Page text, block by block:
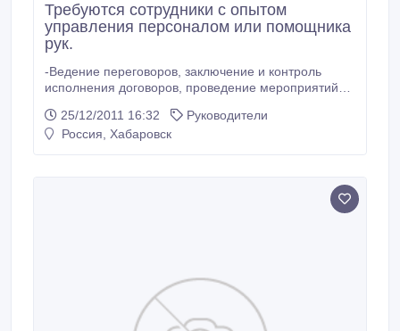
Требуются сотрудники с опытом
управления персоналом или помощника
рук.
-Ведение переговоров, заключение и контроль
исполнения договоров, проведение мероприятий
исполнительных звеньев. Планирование , контроль
и координация работы сотрудников. -Возможен
25/12/2011 16:32
Руководители
Россия, Хабаровск